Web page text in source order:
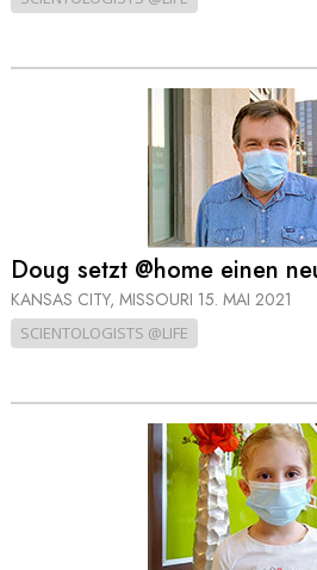
Doug setzt @home einen
KANSAS CITY, MISSOURI 15. MAI 2021
SCIENTOLOGISTS @LIFE